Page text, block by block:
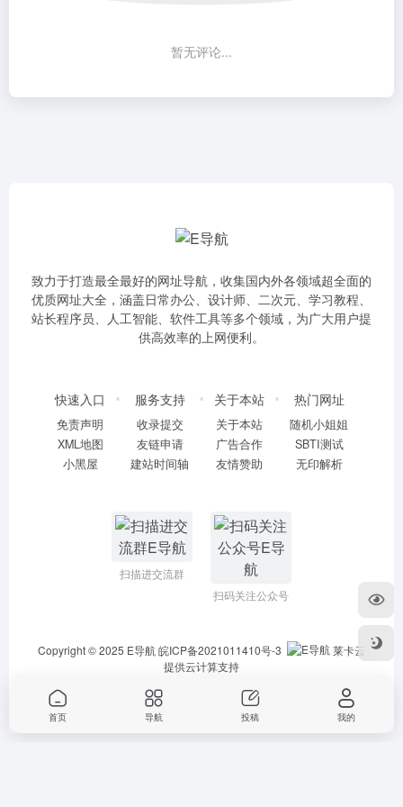
暂无评论...
致力于打造最全最好的网址导航，收集国内外各领域超全面的
优质网址大全，涵盖日常办公、设计师、二次元、学习教程、
站长程序员、人工智能、软件工具等多个领域，为广大用户提
供高效率的上网便利。
快速入口
免责声明
XML地图
小黑屋
服务支持
收录提交
友链申请
建站时间轴
关于本站
关于本站
广告合作
友情赞助
热门网址
随机小姐姐
SBTI测试
无印解析
扫描进交流群
扫码关注公众号
Copyright © 2025 E导航皖ICP备2021011410号-3
莱卡云
提供云计算支持
首页 导航 投稿 我的